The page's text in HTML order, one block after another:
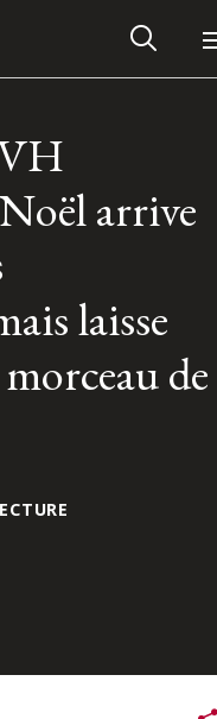
arrive
laisse
de